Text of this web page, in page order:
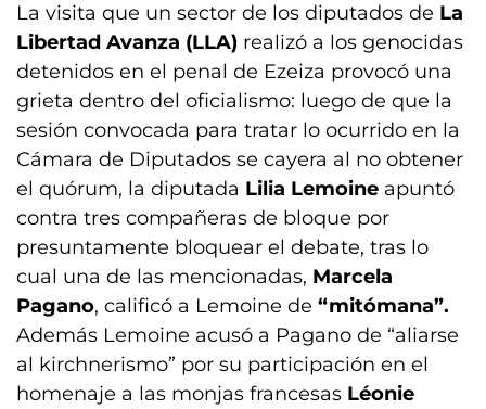
La visita que un sector de los diputados de La
Libertad Avanza (LLA) realizó a los genocidas
detenidos en el penal de Ezeiza provocó una
grieta dentro del oficialismo: luego de que la
sesión convocada para tratar lo ocurrido en la
Cámara de Diputados se cayera al no obtener
el quórum, la diputada Lilia Lemoine apuntó
contra tres compañeras de bloque por
presuntamente bloquear el debate, tras lo
cual una de las mencionadas, Marcela
Pagano, calificó a Lemoine de “mitómana”.
Además Lemoine acusó a Pagano de “aliarse
al kirchnerismo” por su participación en el
homenaje a las monjas francesas Léonie